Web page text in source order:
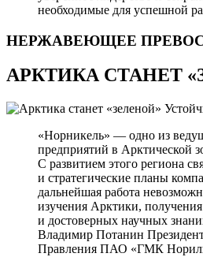
необходимые для успешной
НЕРЖАВЕЮЩЕЕ
АРКТИКА СТАНЕТ
«Норникель» — одно из
предприятий в Арктической
С развитием этого региона
и стратегические планы
дальнейшая работа
изучения Арктики,
и достоверных научных
Владимир Потанин
Правления ПАО «ГМК